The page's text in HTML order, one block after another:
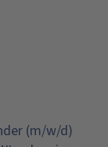
(m/w/d)